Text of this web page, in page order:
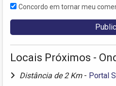
Concordo em tornar meu
Locais Próximos -
Distância de 2 Km - Portal